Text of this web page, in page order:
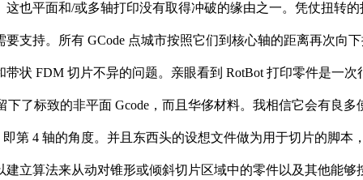
这也平面和/或多轴打印没有取得冲破的缘由之一。凭仗扭转
支持。所有 GCode 点城市按照它们到核心轴的距离再次向
状 FDM 切片不异的问题。亲眼看到 RotBot 打印零件是一
了标致的非平面 Gcode，而且华侈材料。我相信它会有良
第 4 轴的角度。并且东西头的设想文件做为用于切片的脚
立算法来从动对锥形或倾斜切片区域中的零件以及其他能